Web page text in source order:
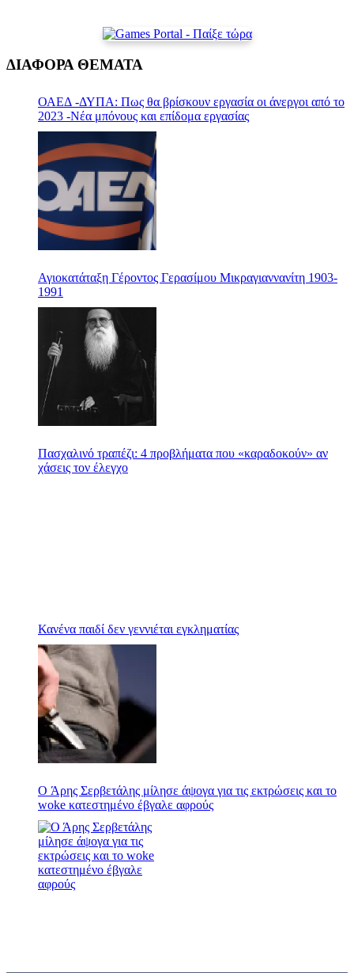
ΔΙΑΦΟΡΑ ΘΕΜΑΤΑ
ΟΑΕΔ -ΔΥΠΑ: Πως θα βρίσκουν εργασία οι άνεργοι από το
2023 -Νέα μπόνους και επίδομα εργασίας
Αγιοκατάταξη Γέροντος Γερασίμου Μικραγιαννανίτη 1903-
1991
Πασχαλινό τραπέζι: 4 προβλήματα που «καραδοκούν» αν
χάσεις τον έλεγχο
Κανένα παιδί δεν γεννιέται εγκληματίας
Ο Άρης Σερβετάλης μίλησε άψογα για τις εκτρώσεις και το
woke κατεστημένο έβγαλε αφρούς